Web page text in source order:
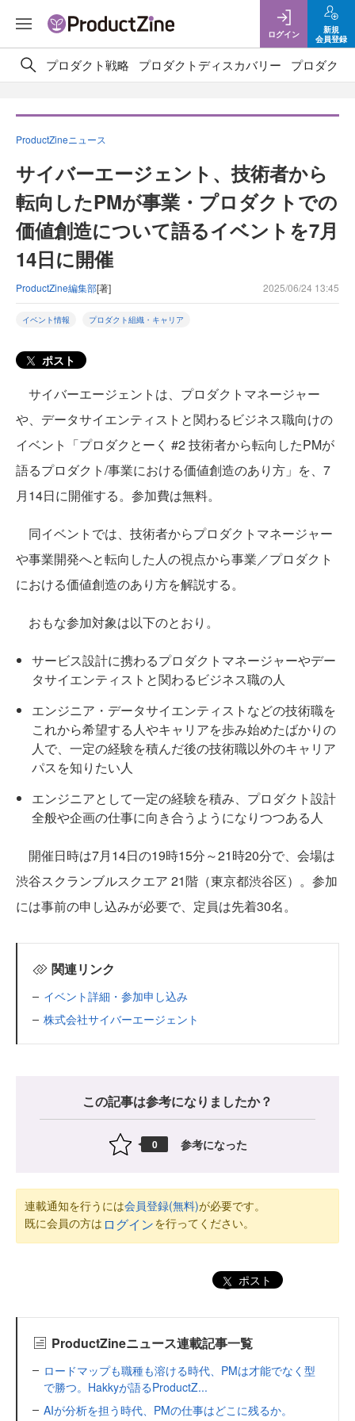
ログイン
新規
会員登録
プロダクト戦略 プロダクトディスカバリー プロダクト
ProductZineニュース
サイバーエージェント、技術者から
転向したPMが事業・プロダクトでの
価値創造について語るイベントを7月
14日に開催
ProductZine編集部[著] 2025/06/24 13:45
イベント情報 プロダクト組織・キャリア
ポスト
サイバーエージェントは、プロダクトマネージャー
や、データサイエンティストと関わるビジネス職向けの
イベント「プロダクとーく #2 技術者から転向したPMが
語るプロダクト/事業における価値創造のあり方」を、7
月14日に開催する。参加費は無料。
同イベントでは、技術者からプロダクトマネージャー
や事業開発へと転向した人の視点から事業／プロダクト
における価値創造のあり方を解説する。
おもな参加対象は以下のとおり。
サービス設計に携わるプロダクトマネージャーやデー
タサイエンティストと関わるビジネス職の人
エンジニア・データサイエンティストなどの技術職を
これから希望する人やキャリアを歩み始めたばかりの
人で、一定の経験を積んだ後の技術職以外のキャリア
パスを知りたい人
エンジニアとして一定の経験を積み、プロダクト設計
全般や企画の仕事に向き合うようになりつつある人
開催日時は7月14日の19時15分～21時20分で、会場は
渋谷スクランブルスクエア 21階（東京都渋谷区）。参加
には事前の申し込みが必要で、定員は先着30名。
関連リンク
イベント詳細・参加申し込み
株式会社サイバーエージェント
この記事は参考になりましたか？
0 参考になった
連載通知を行うには会員登録(無料)が必要です。
既に会員の方は ログインを行ってください。
ポスト
ProductZineニュース連載記事一覧
ロードマップも職種も溶ける時代、PMは才能でなく型
で勝つ。Hakkyが語るProductZ...
AIが分析を担う時代、PMの仕事はどこに残るか。